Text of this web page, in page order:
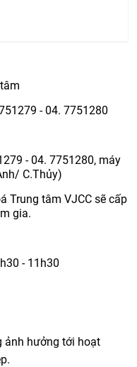
- 04. 7751280
- 04. 7751280, máy
C.Thủy)
Trung tâm VJCC sẽ cấp
gia.
- 11h30
ảnh hưởng tới hoạt